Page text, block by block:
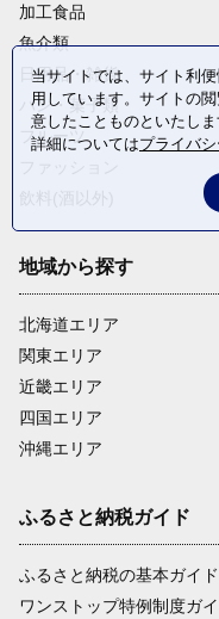
加工食品
魚介類
日用品・雑貨
パン・菓子類
フルーツ
地域から探す
北海道エリア
関東エリア
近畿エリア
四国エリア
沖縄エリア
ふるさと納税ガイド
ふるさと納税の基本ガイド
ワンストップ特例制度ガ
当サイトでは、サイト利
用しています。サイトの
意したことものといたしま
詳細についてはプライバ